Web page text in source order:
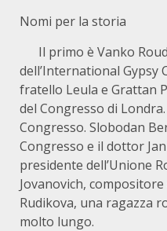
Nomi per la storia
Il primo è Vanko
dell’International Gypsy
fratello Leula e Grattan
del Congresso di
Congresso. Slobodan
Congresso e il dottor
presidente dell’Unione
Jovanovich, compositore
Rudikova, una ragazza
molto lungo.